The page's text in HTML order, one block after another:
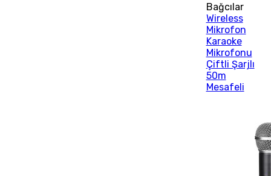
Bağcılar
Wireless
Mikrofon
Karaoke
Mikrofonu
Çiftli Şarjlı
50m
Mesafeli